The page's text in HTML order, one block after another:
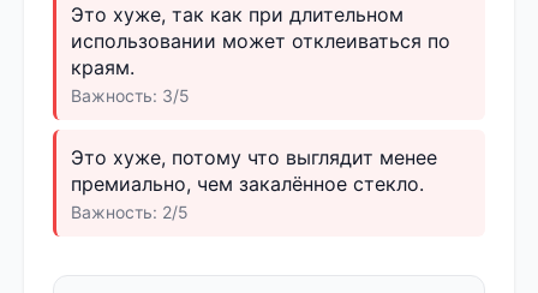
Это хуже, так как при длительном
использовании может отклеиваться по
краям.
Важность: 3/5
Это хуже, потому что выглядит менее
премиально, чем закалённое стекло.
Важность: 2/5